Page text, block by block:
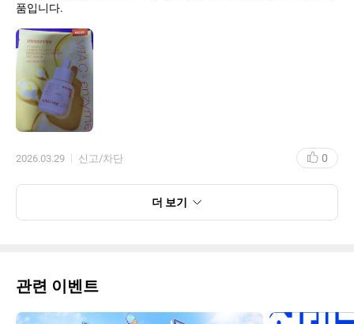
품입니다.
2026.03.29 신고/차단 0
더 보기
관련 이벤트